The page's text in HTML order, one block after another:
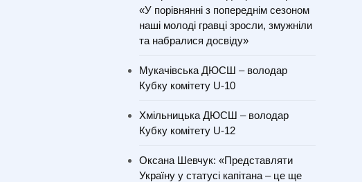
«У порівнянні з попереднім сезоном
наші молоді гравці зросли, змужніли
та набралися досвіду»
Мукачівська ДЮСШ – володар
Кубку комітету U-10
Хмільницька ДЮСШ – володар
Кубку комітету U-12
Оксана Шевчук: «Представляти
Україну у статусі капітана – це ще